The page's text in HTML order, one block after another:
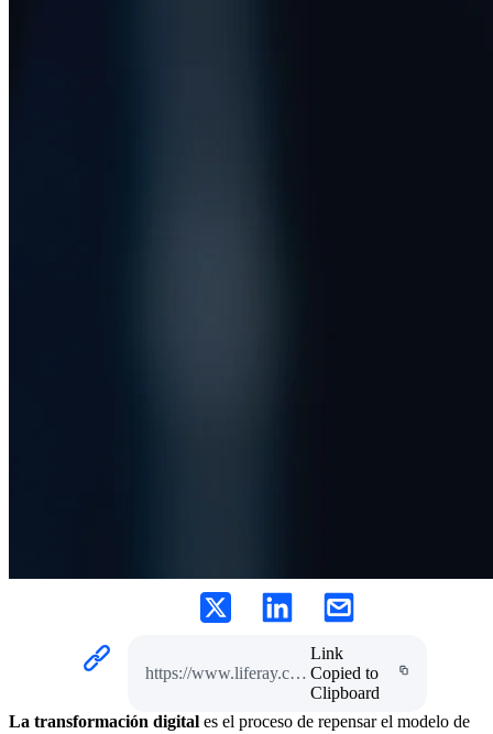
https://www.liferay.com/es/resources/l/digital-transformation
Link
Copied to
Clipboard
La transformación digital es el proceso de repensar el modelo de